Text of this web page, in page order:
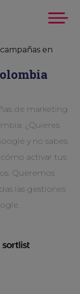
en
de marketing
¿Quieres
y no sabes
activar tus
Queremos
las gestiones